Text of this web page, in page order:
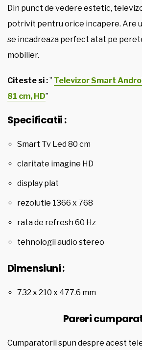
Din punct de vedere estetic,
potrivit pentru orice incapere. Are
se incadreaza perfect atat pe
mobilier.
Citeste si :” Televizor Smart
81 cm, HD”
Specificatii :
Smart Tv Led 80 cm
claritate imagine HD
display plat
rezolutie 1366 x 768
rata de refresh 60 Hz
tehnologii audio stereo
Dimensiuni :
732 x 210 x 477.6 mm
Pareri
Cumparatorii spun despre acest